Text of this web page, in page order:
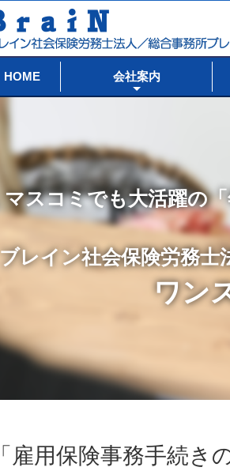
HOME 会社案内
マスコミでも大活躍の
ブレイン社会保険労務士
ワン
「雇用保険事務手続き